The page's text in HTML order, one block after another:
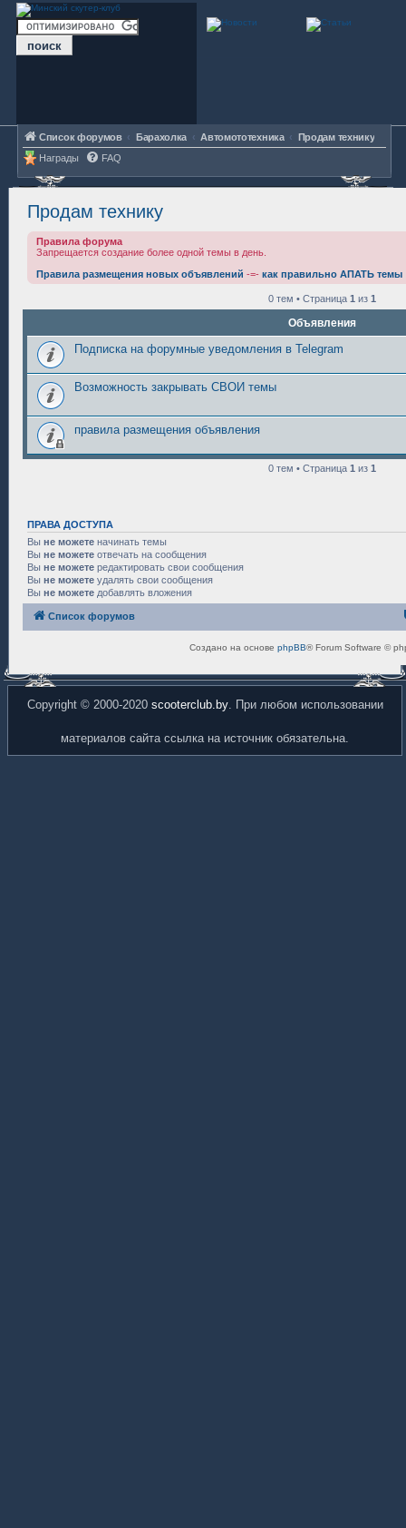
Список форумов Барахолка Автомототехника
Продам технику
Награды
FAQ
Продам технику
Правила форума
Запрещается создание более одной темы в день.
Правила размещения новых объявлений -=- как правильно АПАТЬ темы
0 тем • Страница 1 из 1
Объявления
Подписка на форумные уведомления в Telegram
Возможность закрывать СВОИ темы
правила размещения объявления
0 тем • Страница 1 из 1
ПРАВА ДОСТУПА
Вы не можете начинать темы
Вы не можете отвечать на сообщения
Вы не можете редактировать свои сообщения
Вы не можете удалять свои сообщения
Вы не можете добавлять вложения
Список форумов
Создано на основе phpBB® Forum Software ©
Copyright © 2000-2020 scooterclub.by. При любом использовании
материалов сайта ссылка на источник обязательна.